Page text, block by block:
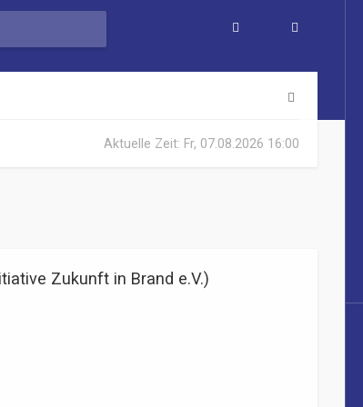
Aktuelle Zeit: Fr, 07.08.2026 16:00
Zukunft in Brand e.V.)